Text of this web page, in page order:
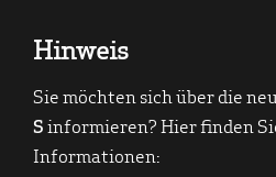
Hinweis
Sie möchten sich über die
Sinformieren? Hier finden
Informationen: